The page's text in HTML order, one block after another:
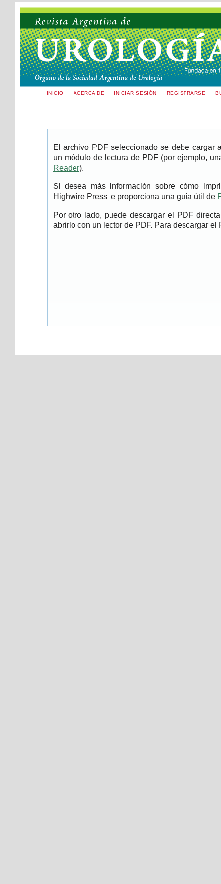
INICIO ACERCA DE INICIAR SESIÓN REGISTRARSE
El archivo PDF seleccionado se debe cargar
un módulo de lectura de PDF (por ejemplo,
Reader).
Si desea más información sobre cómo
Highwire Press le proporciona una guía útil de
Por otro lado, puede descargar el PDF
abrirlo con un lector de PDF. Para descargar el